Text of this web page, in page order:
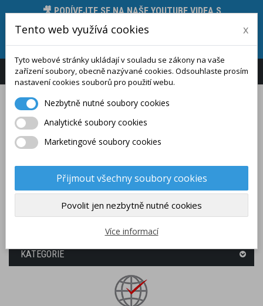
🎥 PODÍVEJTE SE NA NAŠE YOUTUBE VIDEA S
PŘEDSTAVENÍM MĚŘICÍCH PŘÍSTROJŮ, JEJICH
FUNKCÍ A TECHNICKÝCH PARAMETRŮ 🛠️, STAČÍ
KLIKNOUT ZDE.
Přihlášení Zákaznický účet
(PRÁZDNÝ)
KATEGORIE
Tento web využívá cookies x
Tyto webové stránky ukládají v souladu se zákony na vaše
zařízení soubory, obecně nazývané cookies. Odsouhlaste prosím
nastavení cookies souborů pro použití webu.
Nezbytně nutné soubory cookies
Analytické soubory cookies
Marketingové soubory cookies
Přijmout všechny soubory cookies
Povolit jen nezbytně nutné cookies
Více informací